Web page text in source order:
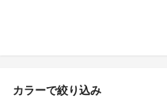
カラーで絞り込み